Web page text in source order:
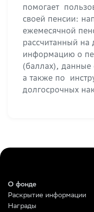
помогает
своей пенсии:
ежемесячной
рассчитанный
информацию о
(баллах), данные
а также по
долгосрочных
О фонде
Раскрытие информации
Награды